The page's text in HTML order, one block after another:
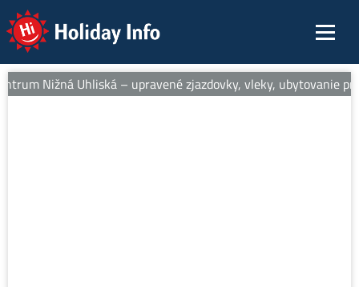
Holiday Info
Nižná Uhliská – upravené zjazdovky, vleky, ubytovanie